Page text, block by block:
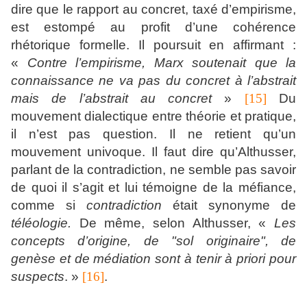
dire que le rapport au concret, taxé d’empirisme,
est estompé au profit d’une cohérence
rhétorique formelle. Il poursuit en affirmant :
« Contre l’empirisme, Marx soutenait que la
connaissance ne va pas du concret à l’abstrait
mais de l’abstrait au concret» [15] Du
mouvement dialectique entre théorie et pratique,
il n’est pas question. Il ne retient qu’un
mouvement univoque. Il faut dire qu’Althusser,
parlant de la contradiction, ne semble pas savoir
de quoi il s’agit et lui témoigne de la méfiance,
comme si contradiction était synonyme de
téléologie. De même, selon Althusser, « Les
concepts d’origine, de "sol originaire", de
genèse et de médiation sont à tenir à priori pour
suspects. » [16].